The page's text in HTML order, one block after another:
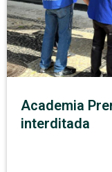
Academia
interditada